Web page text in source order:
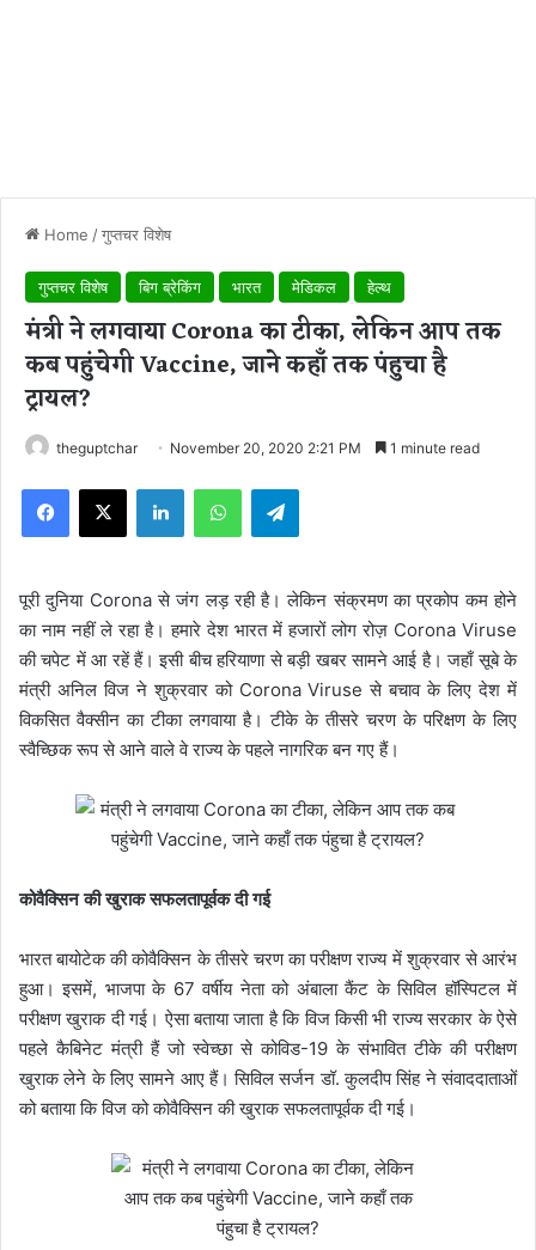
Home /गुप्तचर विशेष
गुप्तचर विशेष बिग ब्रेकिंग भारत मेडिकल हेल्थ
मंत्री ने लगवाया Corona का टीका, लेकिन आप तक
कब पहुंचेगी Vaccine, जाने कहाँ तक पंहुचा है
ट्रायल?
theguptchar November 20, 2020 2:21 PM 1 minute read
पूरी दुनिया Corona से जंग लड़ रही है। लेकिन संक्रमण का प्रकोप कम होने
का नाम नहीं ले रहा है। हमारे देश भारत में हजारों लोग रोज़ Corona Viruse
की चपेट में आ रहें हैं। इसी बीच हरियाणा से बड़ी खबर सामने आई है। जहाँ सूबे के
मंत्री अनिल विज ने शुक्रवार को Corona Viruse से बचाव के लिए देश में
विकसित वैक्सीन का टीका लगवाया है। टीके के तीसरे चरण के परिक्षण के लिए
स्वैच्छिक रूप से आने वाले वे राज्य के पहले नागरिक बन गए हैं।
कोवैक्सिन की खुराक सफलतापूर्वक दी गई
भारत बायोटेक की कोवैक्सिन के तीसरे चरण का परीक्षण राज्य में शुक्रवार से आरंभ
हुआ। इसमें, भाजपा के 67 वर्षीय नेता को अंबाला कैंट के सिविल हॉस्पिटल में
परीक्षण खुराक दी गई। ऐसा बताया जाता है कि विज किसी भी राज्य सरकार के ऐसे
पहले कैबिनेट मंत्री हैं जो स्वेच्छा से कोविड-19 के संभावित टीके की परीक्षण
खुराक लेने के लिए सामने आए हैं। सिविल सर्जन डॉ. कुलदीप सिंह ने संवाददाताओं
को बताया कि विज को कोवैक्सिन की खुराक सफलतापूर्वक दी गई।